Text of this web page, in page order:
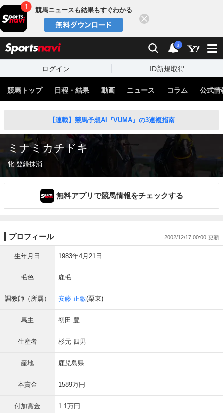
競馬ニュースも結果もすぐわかる
検索 通知
i
ログイン ID新規取得
競馬トップ 日程・結果 動画 ニュース コラム 公式情
【連載】競馬予想AI『VUMA』の3連複指南
ミナミカチドキ
牝 登録抹消
無料アプリで競馬情報をチェックする
プロフィール 2002/12/17 00:00
生年月日 1983年4月21日
毛色 鹿毛
調教師（所属） 安藤 正敏(栗東)
馬主 初田 豊
生産者 杉元 四男
産地 鹿児島県
本賞金 1589万円
付加賞金 1.1万円